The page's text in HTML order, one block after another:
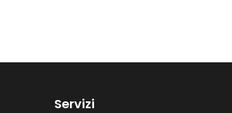
Servizi